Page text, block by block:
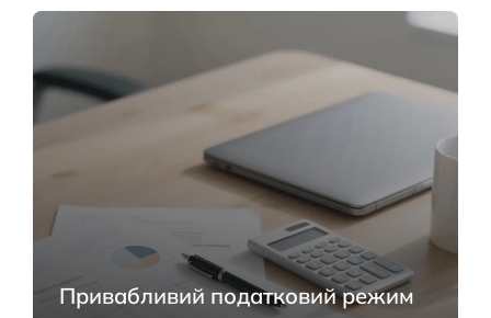
Привабливий податковий режим